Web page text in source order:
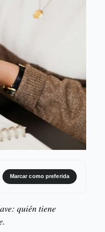
Marcar como preferida
quién tiene